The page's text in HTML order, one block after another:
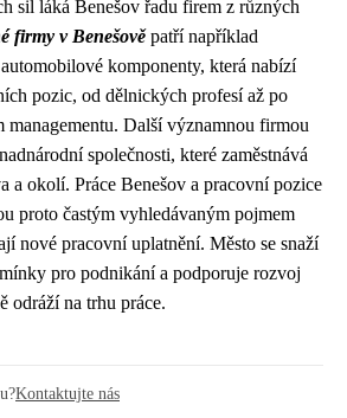
sil láká Benešov řadu firem z různých
firmy v Benešověpatří například
komponenty, která nabízí
pozic, od dělnických profesí až po
managementu. Další významnou firmou
společnosti, které zaměstnává
a okolí. Práce Benešov a pracovní pozice
proto častým vyhledávaným pojmem
nové pracovní uplatnění. Město se snaží
pro podnikání a podporuje rozvoj
odráží na trhu práce.
Kontaktujte nás